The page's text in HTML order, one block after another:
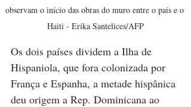
observam o início das obras do muro entre o país e o
Haiti - Erika Santelices/AFP
Os dois países dividem a Ilha de
Hispaniola, que fora colonizada por
França e Espanha, a metade hispânica
deu origem a Rep. Dominicana ao